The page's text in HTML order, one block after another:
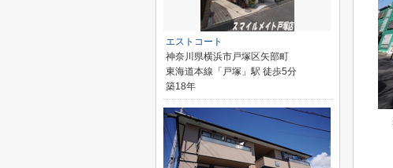
エストコート
神奈川県横浜市戸塚区矢部町
東海道本線「戸塚」駅 徒歩5分
築18年